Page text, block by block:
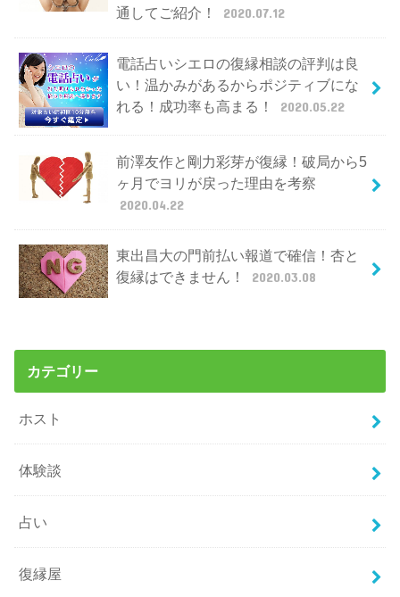
通してご紹介！
2020.07.12
電話占いシエロの復縁相談の評判は良
い！温かみがあるからポジティブにな
れる！成功率も高まる！
2020.05.22
前澤友作と剛力彩芽が復縁！破局から5
ヶ月でヨリが戻った理由を考察
2020.04.22
東出昌大の門前払い報道で確信！杏と
復縁はできません！
2020.03.08
カテゴリー
ホスト
体験談
占い
復縁屋